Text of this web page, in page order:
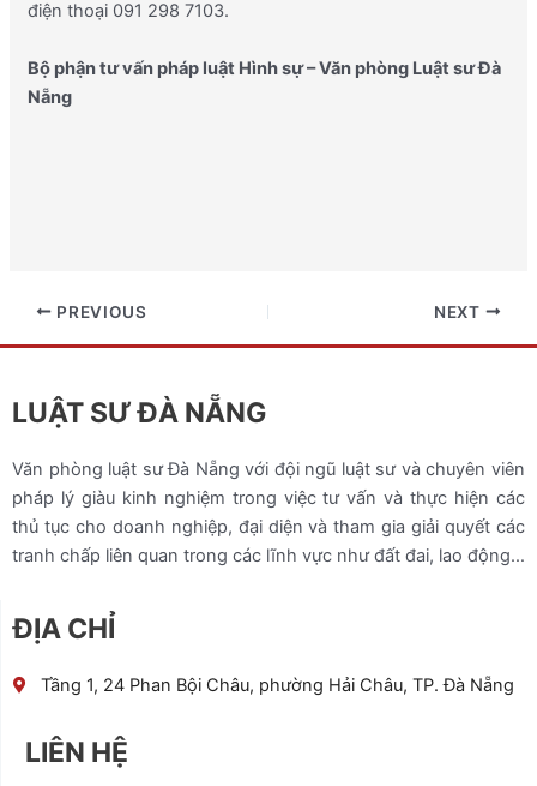
điện thoại 091 298 7103.
Bộ phận tư vấn pháp luật Hình sự – Văn phòng Luật sư Đà
Nẵng
PREVIOUS NEXT
LUẬT SƯ ĐÀ NẴNG
Văn phòng luật sư Đà Nẵng với đội ngũ luật sư và chuyên viên
pháp lý giàu kinh nghiệm trong việc tư vấn và thực hiện các
thủ tục cho doanh nghiệp, đại diện và tham gia giải quyết các
tranh chấp liên quan trong các lĩnh vực như đất đai, lao động…
ĐỊA CHỈ
Tầng 1, 24 Phan Bội Châu, phường Hải Châu, TP. Đà Nẵng
LIÊN HỆ